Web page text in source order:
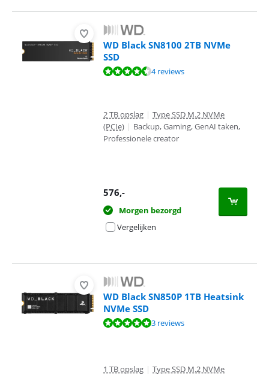
WD Black SN8100 2TB NVMe
SSD
Beoordeling is 9,4 van de 10, gebaseerd op 4 reviews.
4 reviews
2 TB opslag | Type SSD M.2 NVMe
(PCIe) | Backup, Gaming, GenAI taken,
Professionele creator
576,-
Morgen bezorgd
Vergelijken
WD Black SN850P 1TB Heatsink
NVMe SSD
Beoordeling is 9,8 van de 10, gebaseerd op 3 reviews.
3 reviews
1 TB opslag | Type SSD M.2 NVMe